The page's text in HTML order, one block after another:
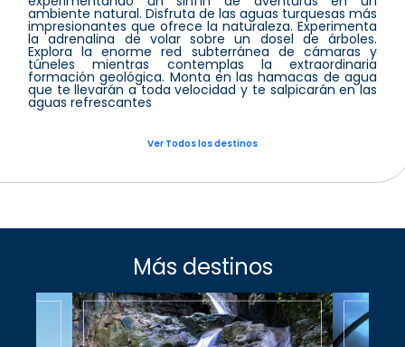
ambiente natural. Disfruta de las aguas turquesas más
impresionantes que ofrece la naturaleza. Experimenta
la adrenalina de volar sobre un dosel de árboles.
Explora la enorme red subterránea de cámaras y
túneles mientras contemplas la extraordinaria
formación geológica. Monta en las hamacas de agua
que te llevarán a toda velocidad y te salpicarán en las
aguas refrescantes
Ver Todos los destinos
Más destinos